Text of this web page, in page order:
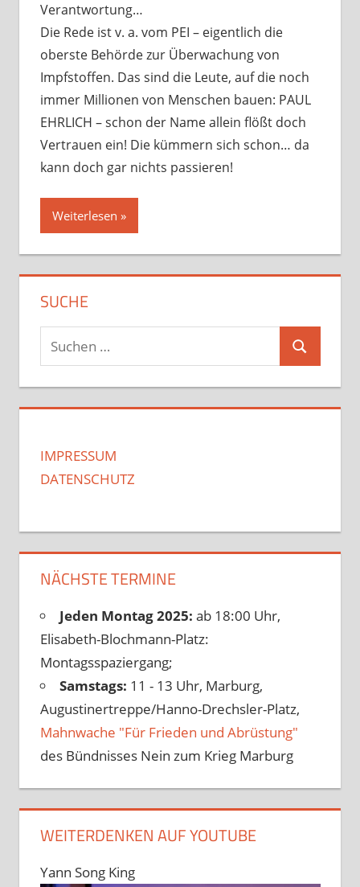
Verantwortung…
Die Rede ist v. a. vom PEI – eigentlich die
oberste Behörde zur Überwachung von
Impfstoffen. Das sind die Leute, auf die noch
immer Millionen von Menschen bauen: PAUL
EHRLICH – schon der Name allein flößt doch
Vertrauen ein! Die kümmern sich schon… da
kann doch gar nichts passieren!
Weiterlesen
SUCHE
Suchen
nach:
Suchen
IMPRESSUM
DATENSCHUTZ
NÄCHSTE TERMINE
Jeden Montag 2025: ab 18:00 Uhr,
Elisabeth-Blochmann-Platz:
Montagsspaziergang;
Samstags: 11 - 13 Uhr, Marburg,
Augustinertreppe/Hanno-Drechsler-Platz,
Mahnwache "Für Frieden und Abrüstung"
des Bündnisses Nein zum Krieg Marburg
WEITERDENKEN AUF YOUTUBE
Yann Song King